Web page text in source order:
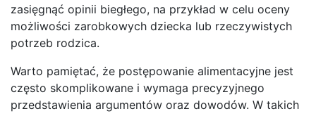
zasięgnąć opinii biegłego, na przykład w celu oceny
możliwości zarobkowych dziecka lub rzeczywistych
potrzeb rodzica.
Warto pamiętać, że postępowanie alimentacyjne jest
często skomplikowane i wymaga precyzyjnego
przedstawienia argumentów oraz dowodów. W takich